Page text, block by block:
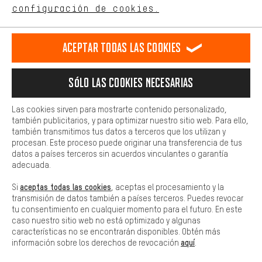
Llamada Programada
Nuestra política de privacidad
español
ES english
EN Deutsch
DE français
FR
RESCINDIR EL CONTRATO Comunidad de Aquisgrán Programa de afiliados
Aviso Legal
Plataforma de reportes Reciclaje de baterias
Configuración de las cookies Ajusta el contraste
Todos los precios indicados son en euros e sin MwSt, más
gastos de envío aEstados Unidos.
configuración de cookies.
comportamiento de compra.
Más confort
cookies de comodidad, creamos enlaces a plataformas de redes
sociales. Esto nos permite proporcionarle más contenido e
adicionales que le ayudarán a encontrar los productos adecuados.
preguntas de forma rápida y sencilla.
Básica
Las cookies básicas aseguran que puedas usar nuestro sitio web.
Aceptar todas las cookies
Sólo las cookies necesarias
Las cookies sirven para mostrarte contenido personalizado,
también publicitarios, y para optimizar nuestro sitio web. Para ello,
también transmitimos tus datos a terceros que los utilizan y
procesan. Este proceso puede originar una transferencia de tus
datos a países terceros sin acuerdos vinculantes o garantía
adecuada.
Si aceptas todas las cookies , aceptas el procesamiento y la
transmisión de datos también a países terceros. Puedes revocar
tu consentimiento en cualquier momento para el futuro. En este
caso nuestro sitio web no está optimizado y algunas
características no se encontrarán disponibles. Obtén más
información sobre los derechos de revocación aquí.